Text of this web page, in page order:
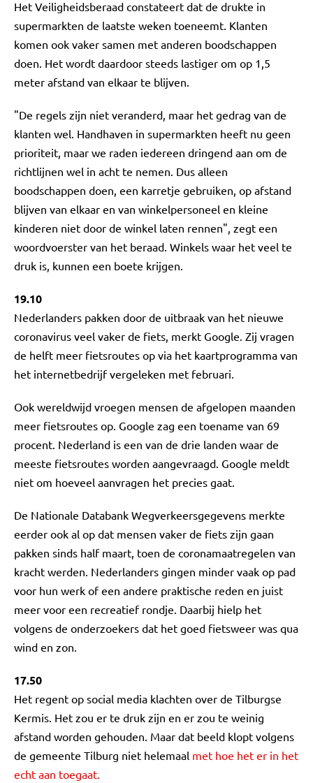
Het Veiligheidsberaad constateert dat de drukte in
supermarkten de laatste weken toeneemt. Klanten
komen ook vaker samen met anderen boodschappen
doen. Het wordt daardoor steeds lastiger om op 1,5
meter afstand van elkaar te blijven.
"De regels zijn niet veranderd, maar het gedrag van de
klanten wel. Handhaven in supermarkten heeft nu geen
prioriteit, maar we raden iedereen dringend aan om de
richtlijnen wel in acht te nemen. Dus alleen
boodschappen doen, een karretje gebruiken, op afstand
blijven van elkaar en van winkelpersoneel en kleine
kinderen niet door de winkel laten rennen", zegt een
woordvoerster van het beraad. Winkels waar het veel te
druk is, kunnen een boete krijgen.
19.10
Nederlanders pakken door de uitbraak van het nieuwe
coronavirus veel vaker de fiets, merkt Google. Zij vragen
de helft meer fietsroutes op via het kaartprogramma van
het internetbedrijf vergeleken met februari.
Ook wereldwijd vroegen mensen de afgelopen maanden
meer fietsroutes op. Google zag een toename van 69
procent. Nederland is een van de drie landen waar de
meeste fietsroutes worden aangevraagd. Google meldt
niet om hoeveel aanvragen het precies gaat.
De Nationale Databank Wegverkeersgegevens merkte
eerder ook al op dat mensen vaker de fiets zijn gaan
pakken sinds half maart, toen de coronamaatregelen van
kracht werden. Nederlanders gingen minder vaak op pad
voor hun werk of een andere praktische reden en juist
meer voor een recreatief rondje. Daarbij hielp het
volgens de onderzoekers dat het goed fietsweer was qua
wind en zon.
17.50
Het regent op social media klachten over de Tilburgse
Kermis. Het zou er te druk zijn en er zou te weinig
afstand worden gehouden. Maar dat beeld klopt volgens
de gemeente Tilburg niet helemaal met hoe het er in het
echt aan toegaat.